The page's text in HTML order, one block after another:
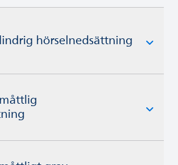
hörselnedsättning